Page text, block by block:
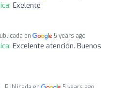
Exelente
en 5 years ago
Excelente atención. Buenos